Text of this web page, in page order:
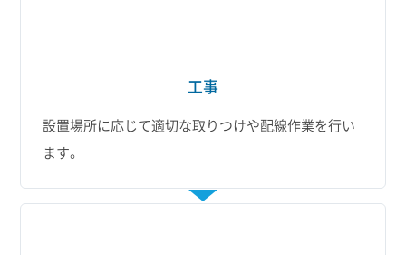
工事
設置場所に応じて適切な取りつけや配線作業を行い
ます。